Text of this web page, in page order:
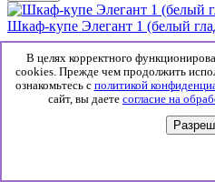
Шкаф-купе Элегант 1 (белый
12558руб.
13814руб.
Шкаф-купе Элегант 1 (белый
В целях корректного
cookies. Прежде чем продолжить
ознакомьтесь с политикой
сайт, вы даете согласие на